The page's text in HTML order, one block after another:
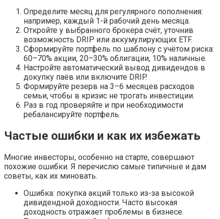
Определите месяц для регулярного пополнения:
например, каждый 1-й рабочий день месяца.
Откройте у выбранного брокера счёт, уточнив
возможность DRIP или аккумулирующих ETF.
Сформируйте портфель по шаблону с учётом риска:
60–70% акции, 20–30% облигации, 10% наличные.
Настройте автоматический вывод дивидендов в
докупку паёв или включите DRIP.
Формируйте резерв на 3–6 месяцев расходов
семьи, чтобы в кризис не трогать инвестиции.
Раз в год проверяйте и при необходимости
ребалансируйте портфель.
Частые ошибки и как их избежать
Многие инвесторы, особенно на старте, совершают
похожие ошибки. Я перечислю самые типичные и дам
советы, как их миновать.
Ошибка: покупка акций только из-за высокой
дивидендной доходности. Часто высокая
доходность отражает проблемы в бизнесе.